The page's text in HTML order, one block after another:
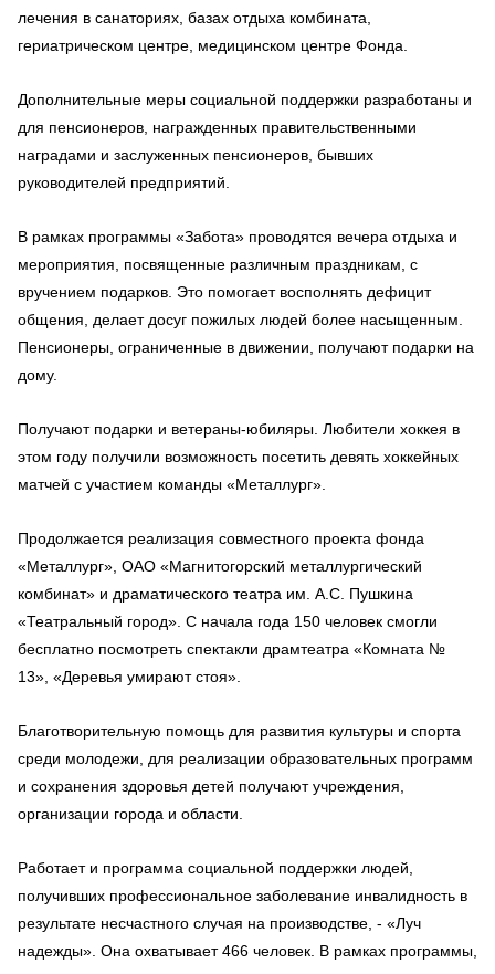
лечения в санаториях, базах отдыха комбината,
гериатрическом центре, медицинском центре Фонда.
Дополнительные меры социальной поддержки разработаны и
для пенсионеров, награжденных правительственными
наградами и заслуженных пенсионеров, бывших
руководителей предприятий.
В рамках программы «Забота» проводятся вечера отдыха и
мероприятия, посвященные различным праздникам, с
вручением подарков. Это помогает восполнять дефицит
общения, делает досуг пожилых людей более насыщенным.
Пенсионеры, ограниченные в движении, получают подарки на
дому.
Получают подарки и ветераны-юбиляры. Любители хоккея в
этом году получили возможность посетить девять хоккейных
матчей с участием команды «Металлург».
Продолжается реализация совместного проекта фонда
«Металлург», ОАО «Магнитогорский металлургический
комбинат» и драматического театра им. А.С. Пушкина
«Театральный город». С начала года 150 человек смогли
бесплатно посмотреть спектакли драмтеатра «Комната №
13», «Деревья умирают стоя».
Благотворительную помощь для развития культуры и спорта
среди молодежи, для реализации образовательных программ
и сохранения здоровья детей получают учреждения,
организации города и области.
Работает и программа социальной поддержки людей,
получивших профессиональное заболевание инвалидность в
результате несчастного случая на производстве, - «Луч
надежды». Она охватывает 466 человек. В рамках программы,